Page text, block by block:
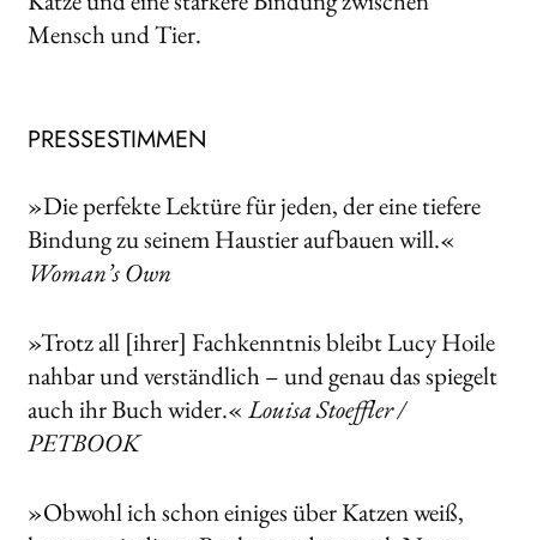
Mensch und Tier.
PRESSESTIMMEN
»Die perfekte Lektüre für jeden, der eine tiefere
Bindung zu seinem Haustier aufbauen will.«
Woman’s Own
»Trotz all [ihrer] Fachkenntnis bleibt Lucy Hoile
nahbar und verständlich – und genau das spiegelt
auch ihr Buch wider.«Louisa Stoeffler /
PETBOOK
»Obwohl ich schon einiges über Katzen weiß,